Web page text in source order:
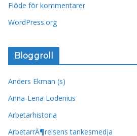
Flöde för kommentarer
WordPress.org
Bloggroll
Anders Ekman (s)
Anna-Lena Lodenius
Arbetarhistoria
ArbetarrÃ¶relsens tankesmedja